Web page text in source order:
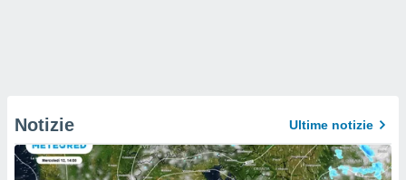
Notizie Ultime notizie